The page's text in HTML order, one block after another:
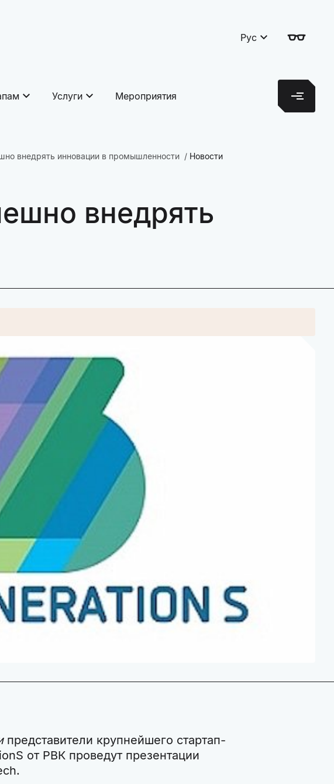
Рус
Услуги Мероприятия
внедрять инновации в промышленности Новости
внедрять
представители крупнейшего стартап-
от РВК проведут презентации